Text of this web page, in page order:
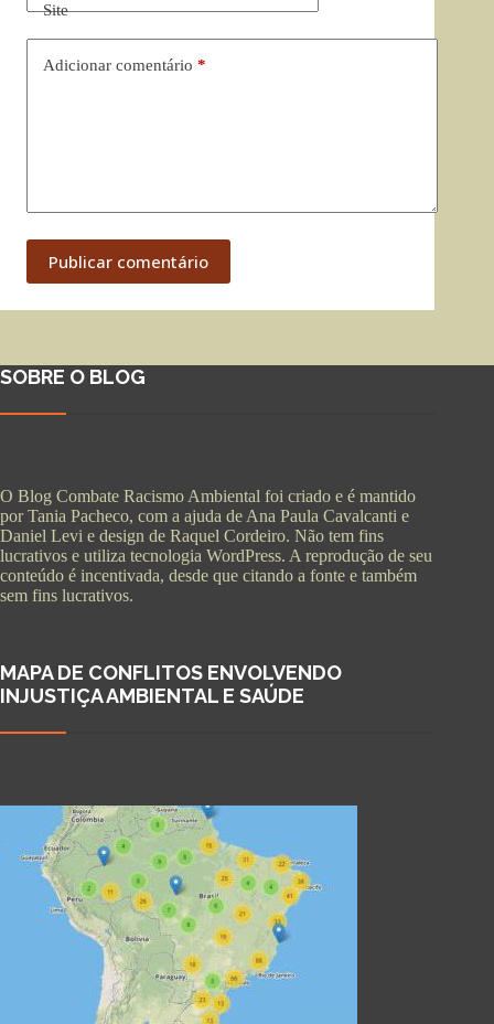
Site
Adicionar comentário *
Publicar comentário
SOBRE O BLOG
O Blog Combate Racismo Ambiental foi criado e é mantido
por Tania Pacheco, com a ajuda de Ana Paula Cavalcanti e
Daniel Levi e design de Raquel Cordeiro. Não tem fins
lucrativos e utiliza tecnologia WordPress. A reprodução de seu
conteúdo é incentivada, desde que citando a fonte e também
sem fins lucrativos.
MAPA DE CONFLITOS ENVOLVENDO
INJUSTIÇA AMBIENTAL E SAÚDE